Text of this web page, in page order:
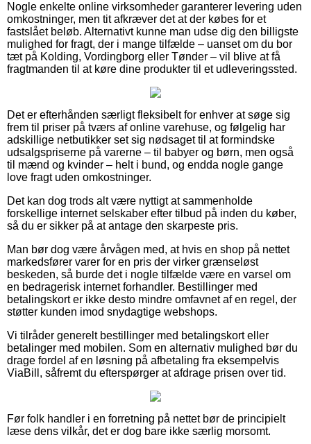
Nogle enkelte online virksomheder garanterer levering uden
omkostninger, men tit afkræver det at der købes for et
fastslået beløb. Alternativt kunne man udse dig den billigste
mulighed for fragt, der i mange tilfælde – uanset om du bor
tæt på Kolding, Vordingborg eller Tønder – vil blive at få
fragtmanden til at køre dine produkter til et udleveringssted.
Det er efterhånden særligt fleksibelt for enhver at søge sig
frem til priser på tværs af online varehuse, og følgelig har
adskillige netbutikker set sig nødsaget til at formindske
udsalgspriserne på varerne – til babyer og børn, men også
til mænd og kvinder – helt i bund, og endda nogle gange
love fragt uden omkostninger.
Det kan dog trods alt være nyttigt at sammenholde
forskellige internet selskaber efter tilbud på inden du køber,
så du er sikker på at antage den skarpeste pris.
Man bør dog være årvågen med, at hvis en shop på nettet
markedsfører varer for en pris der virker grænseløst
beskeden, så burde det i nogle tilfælde være en varsel om
en bedragerisk internet forhandler. Bestillinger med
betalingskort er ikke desto mindre omfavnet af en regel, der
støtter kunden imod snydagtige webshops.
Vi tilråder generelt bestillinger med betalingskort eller
betalinger med mobilen. Som en alternativ mulighed bør du
drage fordel af en løsning på afbetaling fra eksempelvis
ViaBill, såfremt du efterspørger at afdrage prisen over tid.
Før folk handler i en forretning på nettet bør de principielt
læse dens vilkår, det er dog bare ikke særlig morsomt.